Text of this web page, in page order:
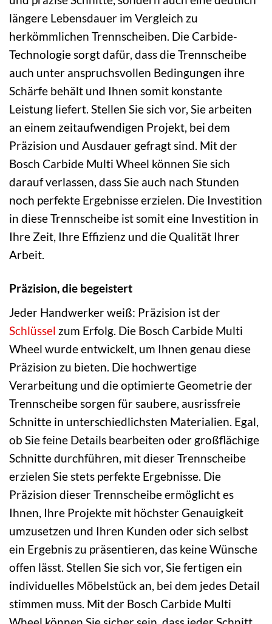
längere Lebensdauer im Vergleich zu
herkömmlichen Trennscheiben. Die Carbide-
Technologie sorgt dafür, dass die Trennscheibe
auch unter anspruchsvollen Bedingungen ihre
Schärfe behält und Ihnen somit konstante
Leistung liefert. Stellen Sie sich vor, Sie arbeiten
an einem zeitaufwendigen Projekt, bei dem
Präzision und Ausdauer gefragt sind. Mit der
Bosch Carbide Multi Wheel können Sie sich
darauf verlassen, dass Sie auch nach Stunden
noch perfekte Ergebnisse erzielen. Die Investition
in diese Trennscheibe ist somit eine Investition in
Ihre Zeit, Ihre Effizienz und die Qualität Ihrer
Arbeit.
Präzision, die begeistert
Jeder Handwerker weiß: Präzision ist der
Schlüssel zum Erfolg. Die Bosch Carbide Multi
Wheel wurde entwickelt, um Ihnen genau diese
Präzision zu bieten. Die hochwertige
Verarbeitung und die optimierte Geometrie der
Trennscheibe sorgen für saubere, ausrissfreie
Schnitte in unterschiedlichsten Materialien. Egal,
ob Sie feine Details bearbeiten oder großflächige
Schnitte durchführen, mit dieser Trennscheibe
erzielen Sie stets perfekte Ergebnisse. Die
Präzision dieser Trennscheibe ermöglicht es
Ihnen, Ihre Projekte mit höchster Genauigkeit
umzusetzen und Ihren Kunden oder sich selbst
ein Ergebnis zu präsentieren, das keine Wünsche
offen lässt. Stellen Sie sich vor, Sie fertigen ein
individuelles Möbelstück an, bei dem jedes Detail
stimmen muss. Mit der Bosch Carbide Multi